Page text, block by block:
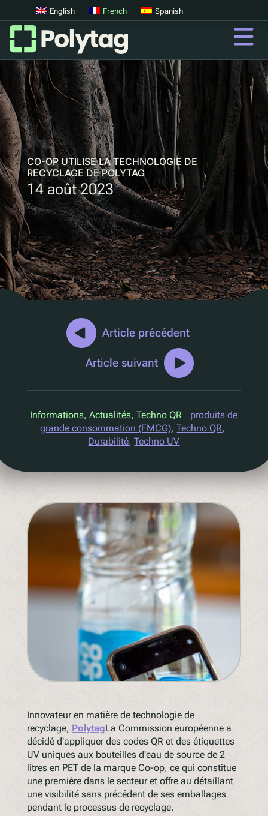
codes QR
Codes QR avancés
Tags UV
Tri par UV
QR
Passeports Produit Numériques
Consigne digitale
Authentification des produits
Marketing D2C
QR Réutilisation et recharge
Ecotrace
Tri amélioré
Lucozade
Citeo
Co-Op
One Water
Comprenez la législation à venir
PPWR
la REP
ESPR
Contactez notre
Prix
QR Squared par Polytag
English French Spanish
CO-OP UTILISE LA TECHNOLOGIE DE
RECYCLAGE DE POLYTAG
14 août 2023
Article précédent
Article suivant
Informations, Actualités, Techno QR
produits de
grande consommation (FMCG), Techno QR
Durabilité, Techno UV
Innovateur en matière de technologie de
recyclage, PolytagLa Commission européenne a
décidé d'appliquer des codes QR et des étiquettes
UV uniques aux bouteilles d'eau de source de 2
litres en PET de la marque Co-op, ce qui constitue
une première dans le secteur et offre au détaillant
une visibilité sans précédent de ses emballages
pendant le processus de recyclage.